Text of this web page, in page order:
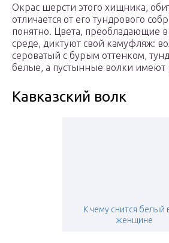
Окрас шерсти этого хищника,
отличается от его тундрового
понятно. Цвета, преобладающие
среде, диктуют свой камуфляж:
сероватый с бурым оттенком,
белые, а пустынные волки
Кавказский волк
К чему снится белый
женщине